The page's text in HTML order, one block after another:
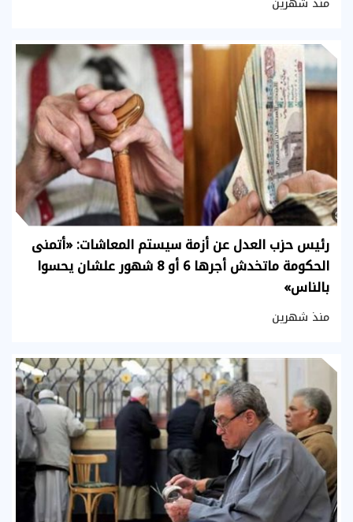
رئيس حزب العدل عن أزمة سيستم المعاشات: «أتمنى
الحكومة ماتخدش أجرها 6 أو 8 شهور علشان يحسوا
بالناس»
منذ شهرين